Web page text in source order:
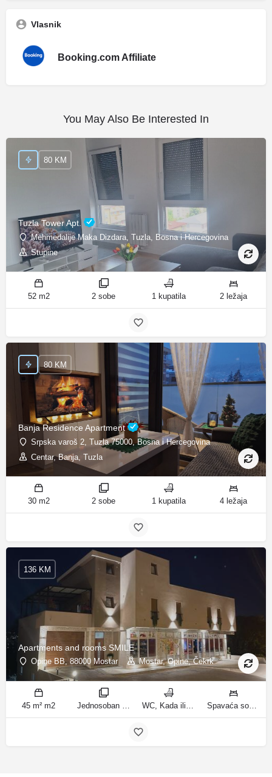
Vlasnik
Booking.com Affiliate
You May Also Be Interested In
Tuzla Tower Apt.
Mehmedalije Maka Dizdara, Tuzla, Bosna i Hercegovina
Stupine
80 KM
52 m2 2 sobe 1 kupatila 2 ležaja
Banja Residence Apartment
Srpska varoš 2, Tuzla 75000, Bosna i Hercegovina
Centar, Banja, Tuzla
80 KM
30 m2 2 sobe 1 kupatila 4 ležaja
Apartments and rooms SMILE
Opine BB, 88000 Mostar Mostar, Opine, Čekrk
136 KM
45 m² m2 Jednosoban stan sobe WC, Kada ili tuš kupatila Spavaća soba 1: 1 francuski bračni krevet | Dnevni boravak: 2 kauča na razvlačenje ležaja